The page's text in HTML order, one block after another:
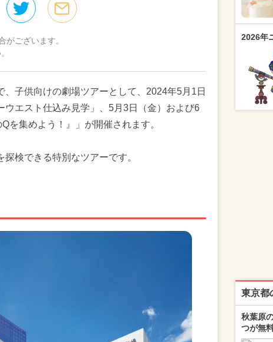
がございます。
子供向けの劇場ツアーとして、2024年5月1日
ウエスト仕込み見学」、5月3日（金）および6
を集めよう！』」が開催されます。
検できる特別なツアーです。
2026年
東京都
秋葉原
つが無